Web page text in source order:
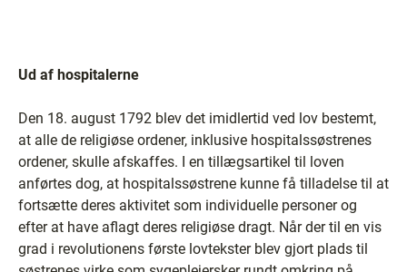
Ud af hospitalerne
Den 18. august 1792 blev det imidlertid ved lov bestemt,
at alle de religiøse ordener, inklusive hospitalssøstrenes
ordener, skulle afskaffes. I en tillægsartikel til loven
anførtes dog, at hospitalssøstrene kunne få tilladelse til at
fortsætte deres aktivitet som individuelle personer og
efter at have aflagt deres religiøse dragt. Når der til en vis
grad i revolutionens første lovtekster blev gjort plads til